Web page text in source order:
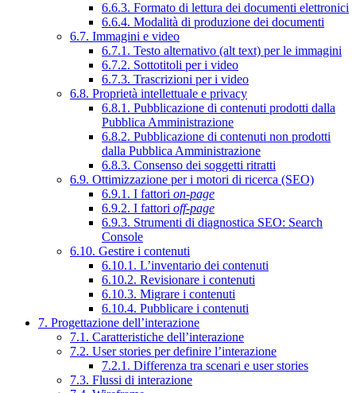
6.6.3. Formato di lettura dei documenti elettronici
6.6.4. Modalità di produzione dei documenti
6.7. Immagini e video
6.7.1. Testo alternativo (alt text) per le immagini
6.7.2. Sottotitoli per i video
6.7.3. Trascrizioni per i video
6.8. Proprietà intellettuale e privacy
6.8.1. Pubblicazione di contenuti prodotti dalla
Pubblica Amministrazione
6.8.2. Pubblicazione di contenuti non prodotti
dalla Pubblica Amministrazione
6.8.3. Consenso dei soggetti ritratti
6.9. Ottimizzazione per i motori di ricerca (SEO)
6.9.1. I fattori on-page
6.9.2. I fattori off-page
6.9.3. Strumenti di diagnostica SEO: Search
Console
6.10. Gestire i contenuti
6.10.1. L’inventario dei contenuti
6.10.2. Revisionare i contenuti
6.10.3. Migrare i contenuti
6.10.4. Pubblicare i contenuti
7. Progettazione dell’interazione
7.1. Caratteristiche dell’interazione
7.2. User stories per definire l’interazione
7.2.1. Differenza tra scenari e user stories
7.3. Flussi di interazione